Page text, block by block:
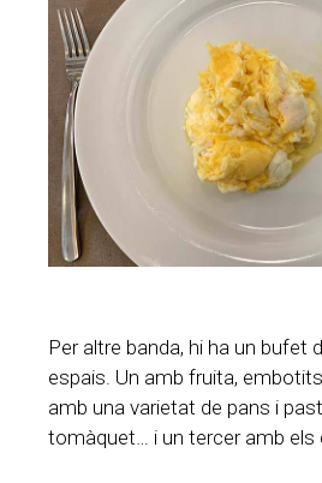
Per altre banda, hi ha un bufet
espais. Un amb fruita,
amb una varietat de pans i
tomàquet… i un tercer amb els